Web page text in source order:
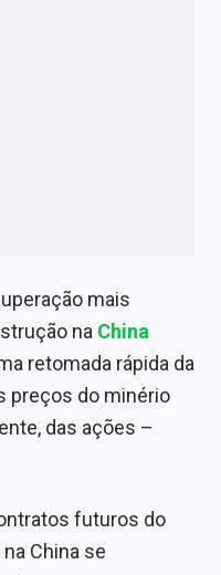
mais
na China
retomada rápida da
preços do minério
das ações –
futuros do
China se